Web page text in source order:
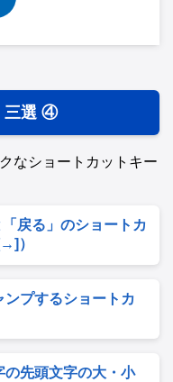
三選 ④
なショートカットキー
戻る」のショートカ
）
ンプするショートカ
の先頭文字の大・小